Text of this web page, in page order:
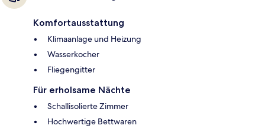
Komfortausstattung
Klimaanlage und Heizung
Wasserkocher
Fliegengitter
Für erholsame Nächte
Schallisolierte Zimmer
Hochwertige Bettwaren